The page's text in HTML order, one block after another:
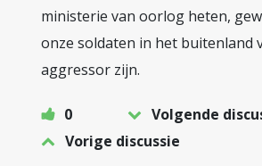
ministerie van oorlog heten,
onze soldaten in het buitenland
aggressor zijn.
0
Volgende
Vorige discussie